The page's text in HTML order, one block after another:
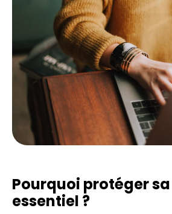
Pourquoi protéger
essentiel ?